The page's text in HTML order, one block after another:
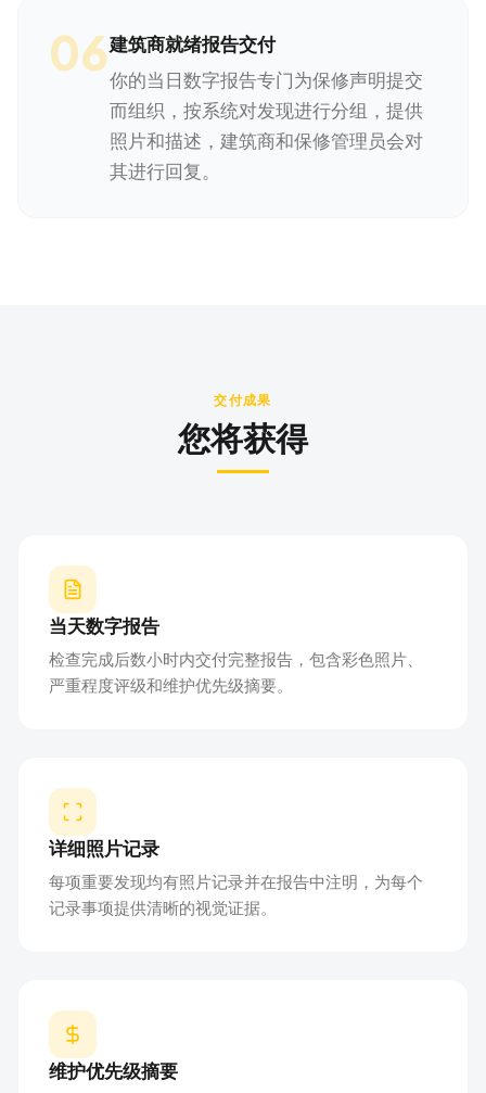
06建筑商就绪报告交付
你的当日数字报告专门为保修声明提交
而组织，按系统对发现进行分组，提供
照片和描述，建筑商和保修管理员会对
其进行回复。
交付成果
您将获得
当天数字报告
检查完成后数小时内交付完整报告，包含彩色照片、
严重程度评级和维护优先级摘要。
详细照片记录
每项重要发现均有照片记录并在报告中注明，为每个
记录事项提供清晰的视觉证据。
维护优先级摘要